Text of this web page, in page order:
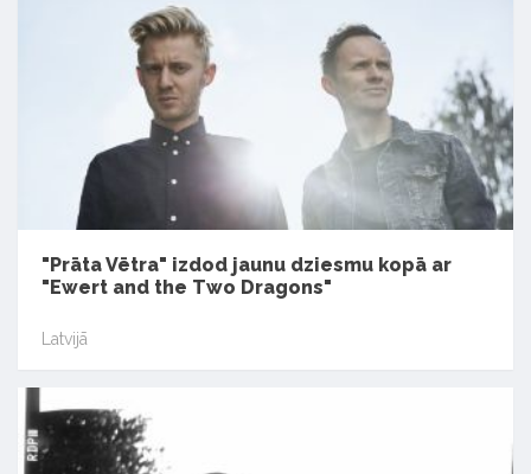
"Prāta Vētra" izdod jaunu dziesmu kopā ar
"Ewert and the Two Dragons"
Latvijā